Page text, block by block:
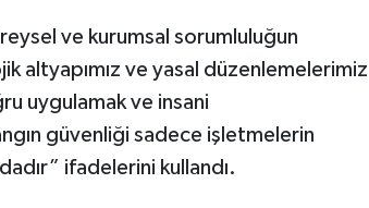
ve kurumsal sorumluluğun
altyapımız ve yasal düzenlemelerimiz
uygulamak ve insani
güvenliği sadece işletmelerin
ifadelerini kullandı.